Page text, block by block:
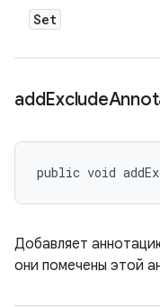
Set
addExclude
public void
Добавляет
они помечены этой